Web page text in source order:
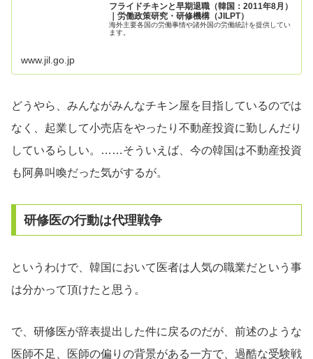
フライドチキンと早期退職（韓国：2011年8月）
｜労働政策研究・研修機構（JILPT）
海外主要各国の労働事情や諸外国の労働統計を提供してい
ます。
www.jil.go.jp
どうやら、みんながみんなチキン屋を目指しているのでは
なく、起業して小売店をやったり不動産投資に勤しんだり
しているらしい。……そういえば、今の韓国は不動産投資
も阿鼻叫喚だった気がするが。
研修医の行動は代理戦争
というわけで、韓国において医者は人気の職業だという事
は分かって頂けたと思う。
で、研修医が辞表提出した件に戻るのだが、前述のような
医師不足、医師の偏りの背景がある一方で、過酷な受験戦